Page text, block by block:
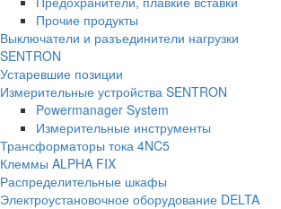
Прочие продукты
Выключатели и разъединители нагрузки
SENTRON
Устаревшие позиции
Измерительные устройства SENTRON
Powermanager System
Измерительные инструменты
Трансформаторы тока 4NC5
Клеммы ALPHA FIX
Распределительные шкафы
Электроустановочное оборудование DELTA